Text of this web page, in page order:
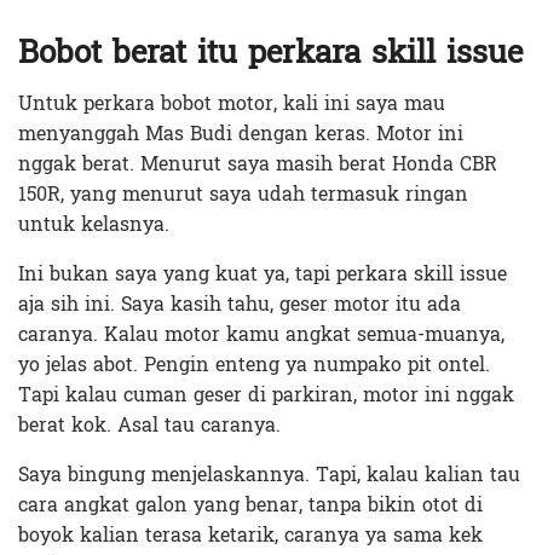
Bobot berat itu perkara skill issue
Untuk perkara bobot motor, kali ini saya mau
menyanggah Mas Budi dengan keras. Motor ini
nggak berat. Menurut saya masih berat Honda CBR
150R, yang menurut saya udah termasuk ringan
untuk kelasnya.
Ini bukan saya yang kuat ya, tapi perkara skill issue
aja sih ini. Saya kasih tahu, geser motor itu ada
caranya. Kalau motor kamu angkat semua-muanya,
yo jelas abot. Pengin enteng ya numpako pit ontel.
Tapi kalau cuman geser di parkiran, motor ini nggak
berat kok. Asal tau caranya.
Saya bingung menjelaskannya. Tapi, kalau kalian tau
cara angkat galon yang benar, tanpa bikin otot di
boyok kalian terasa ketarik, caranya ya sama kek